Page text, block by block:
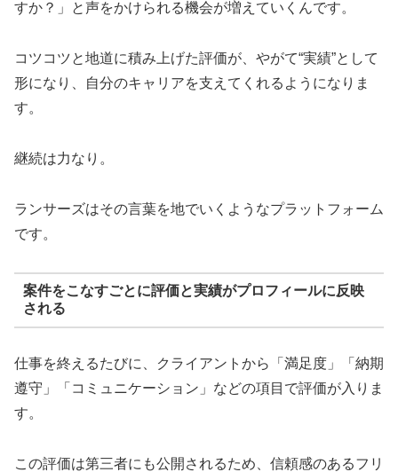
すか？」と声をかけられる機会が増えていくんです。
コツコツと地道に積み上げた評価が、やがて“実績”として
形になり、自分のキャリアを支えてくれるようになりま
す。
継続は力なり。
ランサーズはその言葉を地でいくようなプラットフォーム
です。
案件をこなすごとに評価と実績がプロフィールに反映
される
仕事を終えるたびに、クライアントから「満足度」「納期
遵守」「コミュニケーション」などの項目で評価が入りま
す。
この評価は第三者にも公開されるため、信頼感のあるフリ